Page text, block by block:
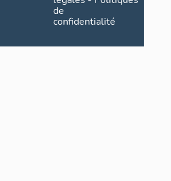
de
confidentialité